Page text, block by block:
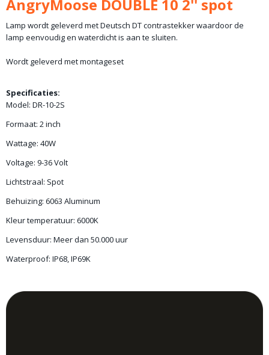
AngryMoose DOUBLE 10 2'' spot
Lamp wordt geleverd met Deutsch DT contrastekker waardoor de
lamp eenvoudig en waterdicht is aan te sluiten.
Wordt geleverd met montageset
Specificaties:
Model: DR-10-2S
Formaat: 2 inch
Wattage: 40W
Voltage: 9-36 Volt
Lichtstraal: Spot
Behuizing: 6063 Aluminum
Kleur temperatuur: 6000K
Levensduur: Meer dan 50.000 uur
Waterproof: IP68, IP69K